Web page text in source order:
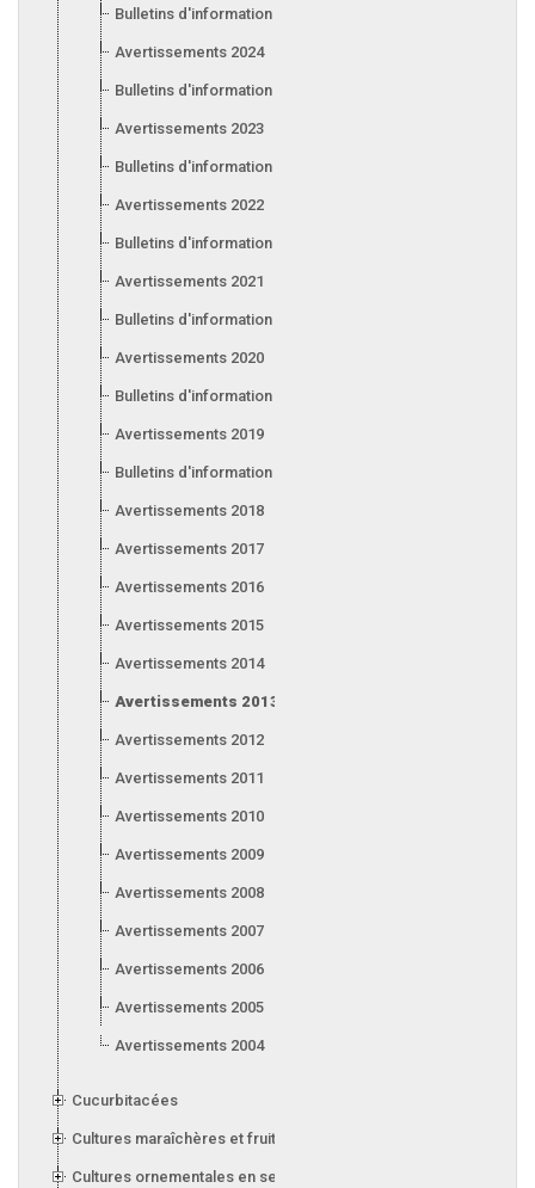
Bulletins d'information 2025
Avertissements 2024
Bulletins d'information 2024
Avertissements 2023
Bulletins d'information 2023
Avertissements 2022
Bulletins d'information 2022
Avertissements 2021
Bulletins d'information 2021
Avertissements 2020
Bulletins d'information 2020
Avertissements 2019
Bulletins d'information 2019
Avertissements 2018
Avertissements 2017
Avertissements 2016
Avertissements 2015
Avertissements 2014
Avertissements 2013
Avertissements 2012
Avertissements 2011
Avertissements 2010
Avertissements 2009
Avertissements 2008
Avertissements 2007
Avertissements 2006
Avertissements 2005
Avertissements 2004
Cucurbitacées
Cultures maraîchères et fruitières en serre
Cultures ornementales en serre